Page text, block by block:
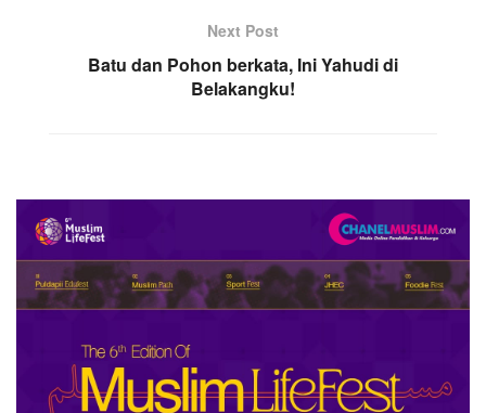
Next Post
Batu dan Pohon berkata, Ini Yahudi di
Belakangku!